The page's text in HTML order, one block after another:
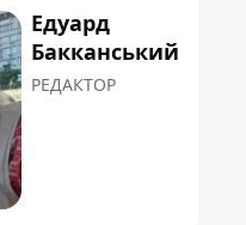
Едуард
Бакканський
РЕДАКТОР